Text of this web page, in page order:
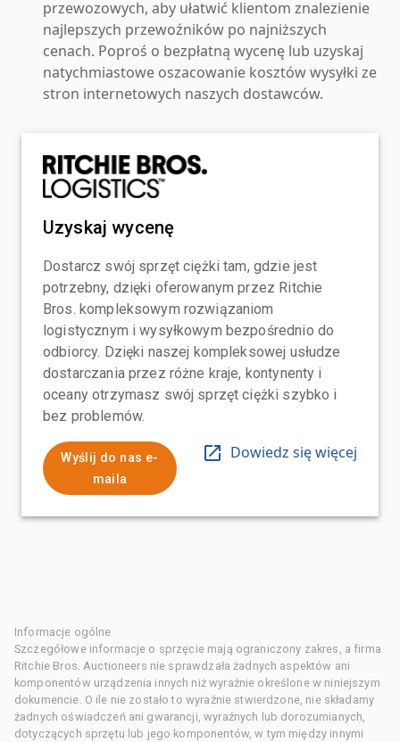
przewozowych, aby ułatwić klientom znalezienie
najlepszych przewoźników po najniższych
cenach. Poproś o bezpłatną wycenę lub uzyskaj
natychmiastowe oszacowanie kosztów wysyłki ze
stron internetowych naszych dostawców.
Uzyskaj wycenę
Dostarcz swój sprzęt ciężki tam, gdzie jest
potrzebny, dzięki oferowanym przez Ritchie
Bros. kompleksowym rozwiązaniom
logistycznym i wysyłkowym bezpośrednio do
odbiorcy. Dzięki naszej kompleksowej usłudze
dostarczania przez różne kraje, kontynenty i
oceany otrzymasz swój sprzęt ciężki szybko i
bez problemów.
Wyślij do nas e-
maila
Dowiedz się więcej
Informacje ogólne
Szczegółowe informacje o sprzęcie mają ograniczony zakres, a firma
Ritchie Bros. Auctioneers nie sprawdzała żadnych aspektów ani
komponentów urządzenia innych niż wyraźnie określone w niniejszym
dokumencie. O ile nie zostało to wyraźnie stwierdzone, nie składamy
żadnych oświadczeń ani gwarancji, wyraźnych lub dorozumianych,
dotyczących sprzętu lub jego komponentów, w tym między innymi